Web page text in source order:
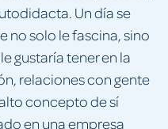
Un día se
no solo le fascina, sino
gustaría tener en la
relaciones con gente
concepto de sí
en una empresa